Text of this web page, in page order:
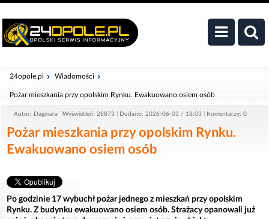
24opole.pl Wiadomości
Pożar mieszkania przy opolskim Rynku. Ewakuowano osiem osób
Autor: Dagmara Wyświetleń: 28873 Dodano: 2026-06-03 / 18:03 Komentarzy: 0
Pożar mieszkania przy opolskim Rynku.
Ewakuowano osiem osób
Po godzinie 17 wybuchł pożar jednego z mieszkań przy opolskim
Rynku. Z budynku ewakuowano osiem osób. Strażacy opanowali już